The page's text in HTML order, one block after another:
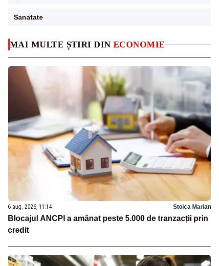
MAI MULTE ȘTIRI DIN ECONOMIE
6 aug. 2026, 11:14 Stoica Marian
Blocajul ANCPI a amânat peste 5.000 de tranzacții prin
credit
Sanatate